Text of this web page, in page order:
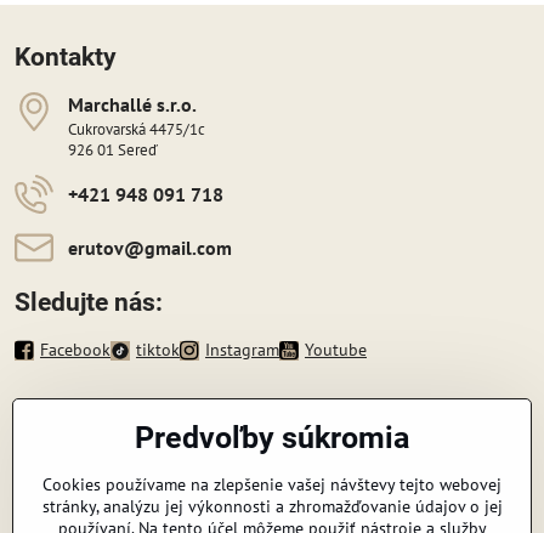
Kontakty
Marchallé s​​.r​​.o​​.
Cukrovarská 4475/1c
926 01 Sereď
+421 948 091 718
erutov​@gmail​.com
Sledujte nás:
Facebook tiktok Instagram Youtube
Zavoláme vám späť
Váš telefón*
Predvoľby súkromia
Cookies používame na zlepšenie vašej návštevy tejto webovej
stránky, analýzu jej výkonnosti a zhromažďovanie údajov o jej
používaní. Na tento účel môžeme použiť nástroje a služby